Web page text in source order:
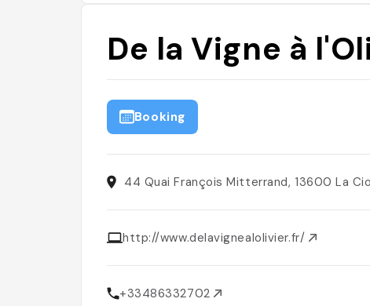
De la Vigne à
Booking
44 Quai François Mitterrand, 13600 La
http://www.delavignealolivier.fr/
+33486332702